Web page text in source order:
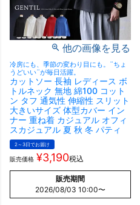
他の画像を見る
冷房にも、季節の変わり目にも。¨ちょ
うどいい¨が毎日活躍。
カットソー 長袖 レディース ボ
トルネック 無地 綿100 コット
ン タフ 通気性 伸縮性 スリット
大きいサイズ 体型カバー イン
ナー 重ね着 カジュアル オフィ
スカジュアル 夏 秋 冬 パティ
2～3日でお届け
販売価格 ¥3,190税込
販売期間
2026/08/03 10:00〜